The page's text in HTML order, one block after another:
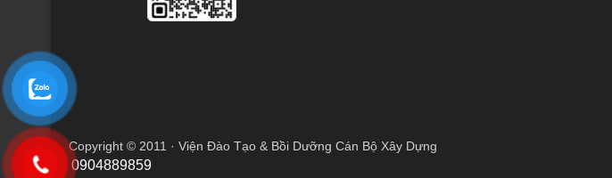
0904889859
Copyright © 2011 · Viện Đào Tạo & Bồi Dưỡng Cán Bộ Xây Dựng